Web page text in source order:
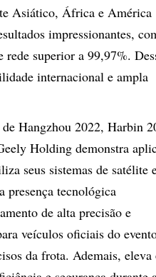
Asiático, África e América
impressionantes,
superior a 99,97%.
internacional e ampla
Hangzhou 2022, Harbin
Holding demonstra
seus sistemas de satélite
presença tecnológica
de alta precisão e
veículos oficiais do
da frota. Ademais, eleva